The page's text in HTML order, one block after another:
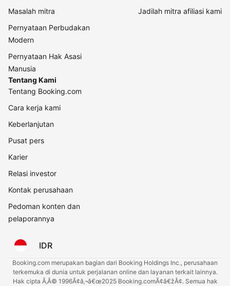
Masalah mitra
Pernyataan Perbudakan
Modern
Pernyataan Hak Asasi
Manusia
Jadilah mitra afiliasi kami
Tentang Kami
Tentang Booking.com
Cara kerja kami
Keberlanjutan
Pusat pers
Karier
Relasi investor
Kontak perusahaan
Pedoman konten dan
pelaporannya
IDR
Booking.com merupakan bagian dari Booking Holdings Inc., perusahaan
terkemuka di dunia untuk perjalanan online dan layanan terkait lainnya.
Hak cipta Ã‚Â© 1996Ã¢â‚¬â€œ2025 Booking.comÃ¢â€žÂ¢. Semua hak